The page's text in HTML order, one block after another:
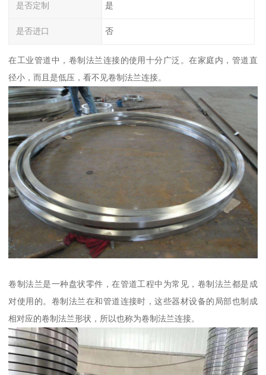
是否定制 是
是否进口 否
在工业管道中，卷制法兰连接的使用十分广泛。在家庭内，管道直
径小，而且是低压，看不见卷制法兰连接。
卷制法兰是一种盘状零件，在管道工程中为常见，卷制法兰都是成
对使用的。卷制法兰在和管道连接时，这些器材设备的局部也制成
相对应的卷制法兰形状，所以也称为卷制法兰连接。